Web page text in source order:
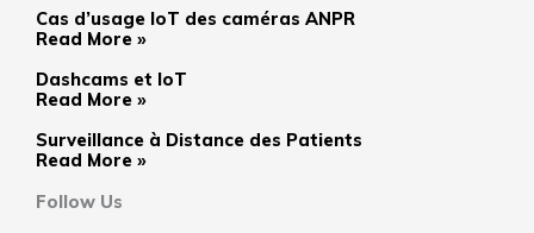
o
o
k
e
r
b
m
Cas d’usage IoT des caméras ANPR
Read More »
Dashcams et IoT
Read More »
Surveillance à Distance des Patients
Read More »
Follow Us